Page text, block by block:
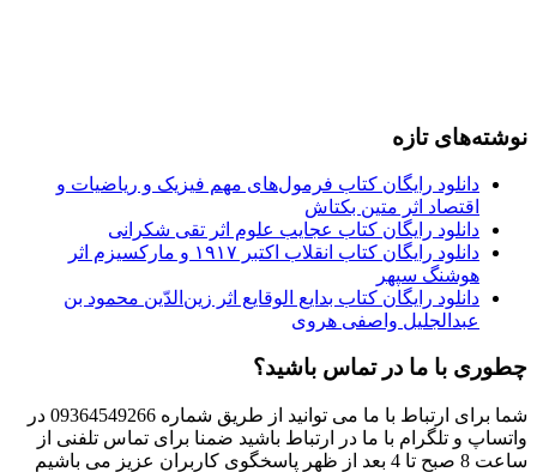
نوشته‌های تازه
دانلود رایگان کتاب فرمول‌های مهم فیزیک و ریاضیات و
اقتصاد اثر متین بکتاش
دانلود رایگان کتاب عجایب علوم اثر تقی شکرانی
دانلود رایگان کتاب انقلاب اکتبر ۱۹۱۷ و مارکسیزم اثر
هوشنگ سپهر
دانلود رایگان کتاب بدایع الوقایع اثر زین‌الدّین محمود بن
عبدالجلیل واصفی هروی
چطوری با ما در تماس باشید؟
شما برای ارتباط با ما می توانید از طریق شماره 09364549266 در
واتساپ و تلگرام با ما در ارتباط باشید ضمنا برای تماس تلفنی از
ساعت 8 صبح تا 4 بعد از ظهر پاسخگوی کاربران عزیز می باشیم